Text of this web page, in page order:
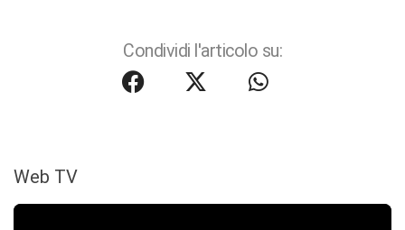
Condividi l'articolo su:
Web TV